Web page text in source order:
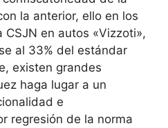
la anterior, ello en los
en autos «Vizzoti»,
al 33% del estándar
existen grandes
haga lugar a un
e
regresión de la norma